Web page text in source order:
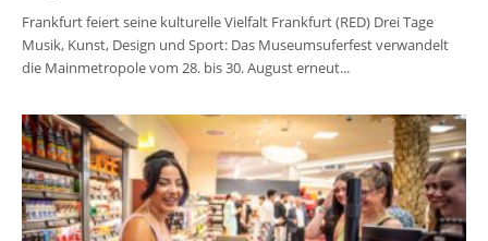
Frankfurt feiert seine kulturelle Vielfalt Frankfurt (RED) Drei Tage
Musik, Kunst, Design und Sport: Das Museumsuferfest verwandelt
die Mainmetropole vom 28. bis 30. August erneut...